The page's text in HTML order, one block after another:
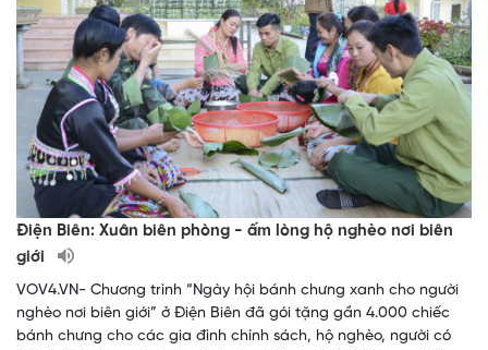
Điện Biên: Xuân biên phòng - ấm lòng hộ nghèo nơi biên
giới
VOV4.VN- Chương trình “Ngày hội bánh chưng xanh cho người
nghèo nơi biên giới” ở Điện Biên đã gói tặng gần 4.000 chiếc
bánh chưng cho các gia đình chính sách, hộ nghèo, người có